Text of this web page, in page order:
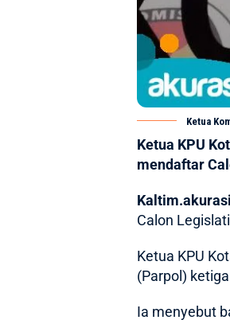
Ketua
Ketua KPU
mendaftar
Calon
Ketua KPU
(Parpol)
Ia menyebut